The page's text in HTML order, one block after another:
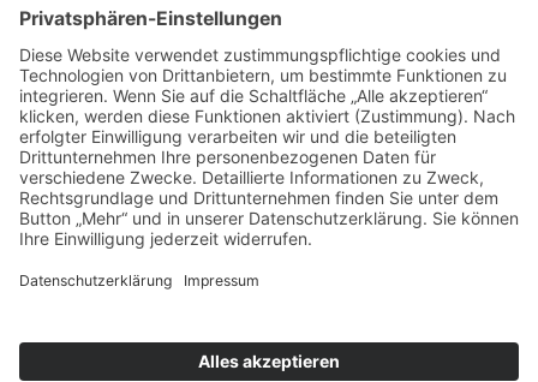
RESIDENTIAL ARCHITECTURE
CORPORATE ARCHITECTURE
PUBLIC + SOCIAL ARCHITECTURE
TICKETVERKAUF
STÄDTEBAU
INTERIOR DESIGN
BAUEN IM BESTAND
LANDSCAPE ARCHITECTURE
ÖKOLOGISCHES BAUEN
BAUEN DER ZUKUNFT!
YOUNG TALENT AWARD
Am Altenheimer Yachthafen 1, 77743 Neuried